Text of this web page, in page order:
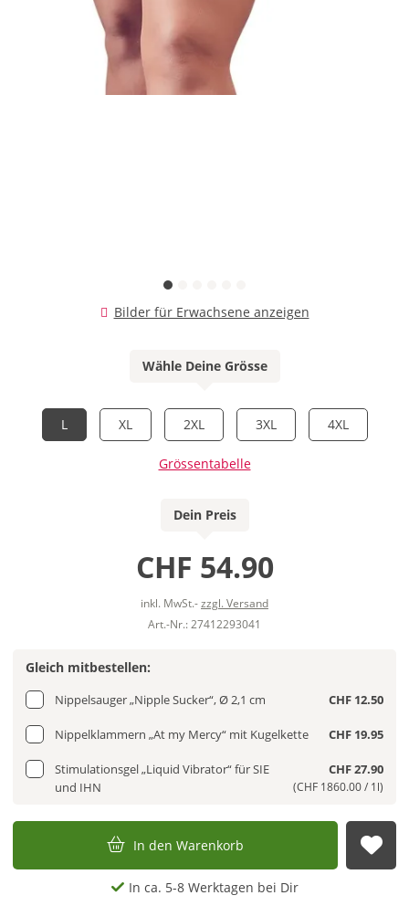
Bilder für Erwachsene anzeigen
Wähle Deine Grösse
L XL 2XL 3XL 4XL
Grössentabelle
Dein Preis
CHF 54.90
inkl. MwSt.-zzgl. Versand
Art.-Nr.: 27412293041
Gleich mitbestellen:
Nippelsauger „Nipple Sucker“, Ø 2,1 cm CHF 12.50
Nippelklammern „At my Mercy“ mit Kugelkette CHF 19.95
Stimulationsgel „Liquid Vibrator“ für SIE
und IHN
CHF 27.90
(CHF 1860.00 / 1l)
In den Warenkorb
In ca. 5-8 Werktagen bei Dir